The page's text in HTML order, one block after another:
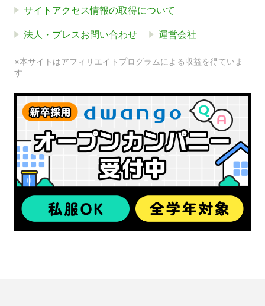
サイトアクセス情報の取得について
法人・プレスお問い合わせ 運営会社
※本サイトはアフィリエイトプログラムによる収益を得ていま
す